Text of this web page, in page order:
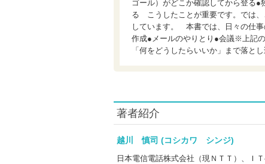
ゴール）がどこか確認してから登る
る こうしたことが重要です。では、
しています。 本書では、日々の仕
作成●メールのやりとり●会議※上記
「何をどうしたらいいか」まで落と
著者紹介
越川 慎司 (コシカワ シンジ)
日本電信電話株式会社（現ＮＴＴ）、Ｉ